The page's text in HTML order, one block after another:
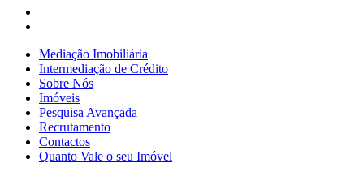
Mediação Imobiliária
Intermediação de Crédito
Sobre Nós
Imóveis
Pesquisa Avançada
Recrutamento
Contactos
Quanto Vale o seu Imóvel